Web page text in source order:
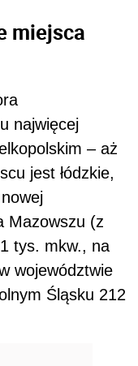
miejsca
najwięcej
– aż
jest łódzkie,
Mazowszu (z
tys. mkw., na
województwie
Śląsku 212